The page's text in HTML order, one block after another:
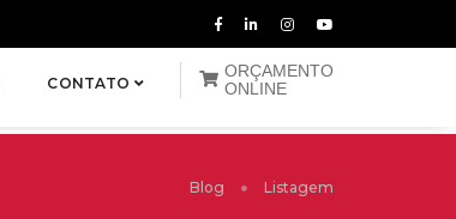
CONTATO
ORÇAMENTO
ONLINE
Blog Listagem